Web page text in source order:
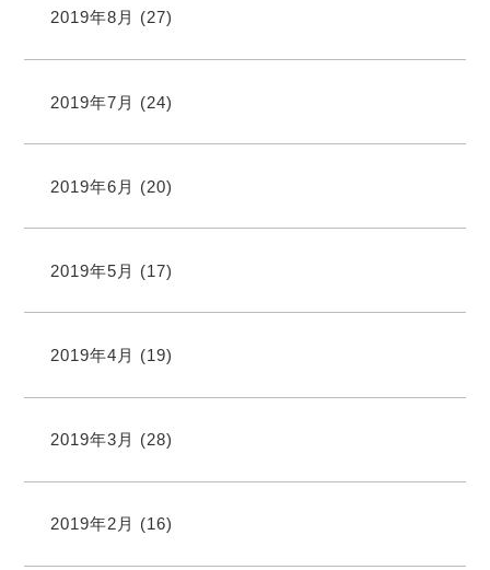
2019年8月 (27)
2019年7月 (24)
2019年6月 (20)
2019年5月 (17)
2019年4月 (19)
2019年3月 (28)
2019年2月 (16)